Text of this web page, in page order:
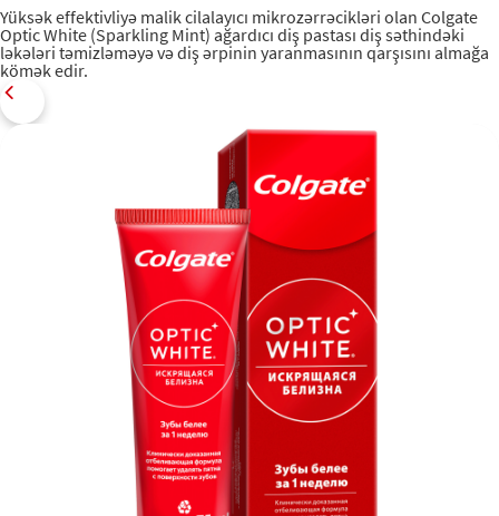
Yüksək effektivliyə malik cilalayıcı mikrozərrəcikləri olan Colgate
Optic White (Sparkling Mint) ağardıcı diş pastası diş səthindəki
ləkələri təmizləməyə və diş ərpinin yaranmasının qarşısını almağa
kömək edir.